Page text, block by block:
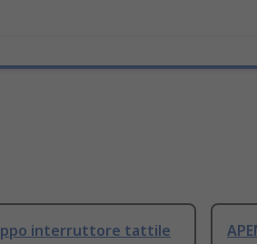
interruttore tattile